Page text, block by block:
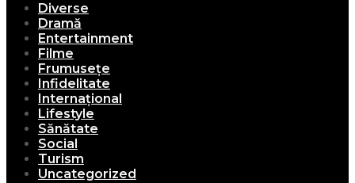
Diverse
Dramă
Entertainment
Filme
Frumusețe
Infidelitate
Internațional
Lifestyle
Sănătate
Social
Turism
Uncategorized